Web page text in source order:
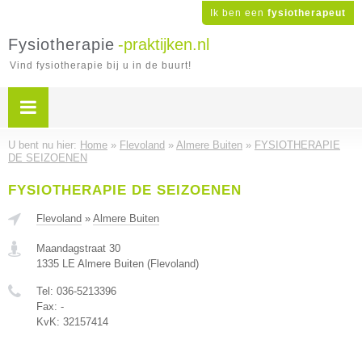
Ik ben een fysiotherapeut
Fysiotherapie -praktijken.nl
Vind fysiotherapie bij u in de buurt!
U bent nu hier: Home » Flevoland » Almere Buiten » FYSIOTHERAPIE
DE SEIZOENEN
FYSIOTHERAPIE DE SEIZOENEN
Flevoland » Almere Buiten
Maandagstraat 30
1335 LE Almere Buiten (Flevoland)
Tel: 036-5213396
Fax: -
KvK: 32157414